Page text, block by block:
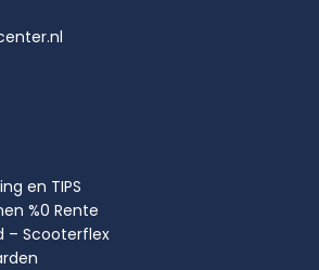
en TIPS
%0 Rente
– Scooterflex